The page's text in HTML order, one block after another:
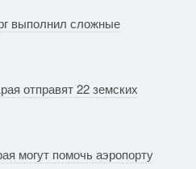
выполнил сложные
отправят 22 земских
могут помочь аэропорту